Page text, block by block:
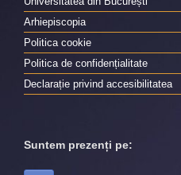
Arhiepiscopia
Politica cookie
Politica de confidențialitate
Declarație privind accesibilitatea
Suntem prezenți pe: